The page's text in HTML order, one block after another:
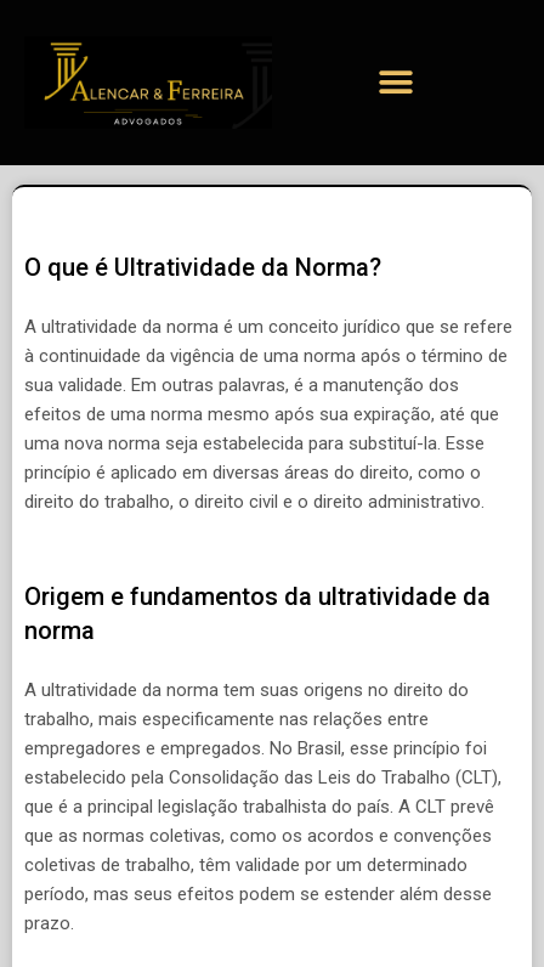
O que é Ultratividade da Norma?
A ultratividade da norma é um conceito jurídico que se refere
à continuidade da vigência de uma norma após o término de
sua validade. Em outras palavras, é a manutenção dos
efeitos de uma norma mesmo após sua expiração, até que
uma nova norma seja estabelecida para substituí-la. Esse
princípio é aplicado em diversas áreas do direito, como o
direito do trabalho, o direito civil e o direito administrativo.
Origem e fundamentos da ultratividade da
norma
A ultratividade da norma tem suas origens no direito do
trabalho, mais especificamente nas relações entre
empregadores e empregados. No Brasil, esse princípio foi
estabelecido pela Consolidação das Leis do Trabalho (CLT),
que é a principal legislação trabalhista do país. A CLT prevê
que as normas coletivas, como os acordos e convenções
coletivas de trabalho, têm validade por um determinado
período, mas seus efeitos podem se estender além desse
prazo.